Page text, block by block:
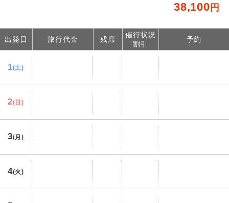
38,100 円
出発日 旅行代金 残席
催行状況
割引
予約
1(土)
2(日)
3(月)
4(火)